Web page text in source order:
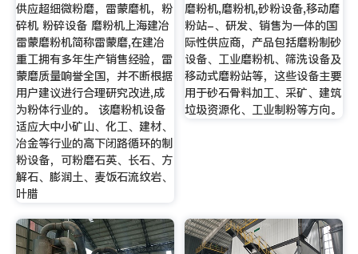
供应超细微粉磨，雷蒙磨机，粉
碎机 粉碎设备 磨粉机上海建冶
雷蒙磨粉机简称雷蒙磨,在建冶
重工拥有多年生产销售经验，雷
蒙磨质量响誉全国，并不断根据
用户建议进行合理研究改进,成
为粉体行业的。 该磨粉机设备
适应大中小矿山、化工、建材、
冶金等行业的高下闭路循环的制
粉设备，可粉磨石英、长石、方
解石、膨润土、麦饭石流纹岩、
叶腊
磨粉机,磨粉机,砂粉设备,移动磨
粉站-、研发、销售为一体的国
际性供应商，产品包括磨粉制砂
设备、工业磨粉机、筛洗设备及
移动式磨粉站等，这些设备主要
用于砂石骨料加工、采矿、建筑
垃圾资源化、工业制粉等方向。